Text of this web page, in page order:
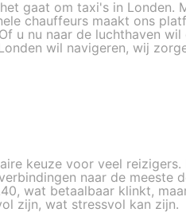
gaat om taxi's in Londen.
chauffeurs maakt ons
u nu naar de luchthaven wil
wil navigeren, wij
keuze voor veel reizigers.
naar de meeste
wat betaalbaar klinkt,
zijn, wat stressvol kan zijn.